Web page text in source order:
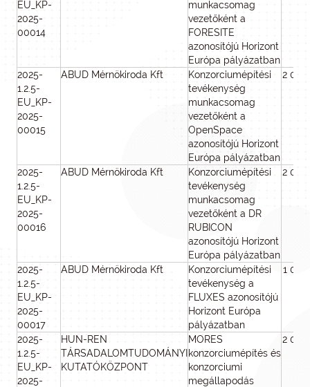
EU_KP-
2025-
00014
munkacsomag
vezetőként a
FORESITE
azonosítójú Horizont
Európa pályázatban
2025-
1.2.5-
EU_KP-
2025-
00015
ABUD Mérnökiroda Kft
Konzorciumépítési
tevékenység
munkacsomag
vezetőként a
OpenSpace
azonosítójú Horizont
Európa pályázatban
2
2025-
1.2.5-
EU_KP-
2025-
00016
ABUD Mérnökiroda Kft
Konzorciumépítési
tevékenység
munkacsomag
vezetőként a DR
RUBICON
azonosítójú Horizont
Európa pályázatban
2
2025-
1.2.5-
EU_KP-
2025-
00017
ABUD Mérnökiroda Kft
Konzorciumépítési
tevékenység a
FLUXES azonosítójú
Horizont Európa
pályázatban
1
2025-
1.2.5-
EU_KP-
2025-
HUN-REN
TÁRSADALOMTUDOMÁNYI
KUTATÓKÖZPONT
MORES
konzorciumépítés és
konzorciumi
megállapodás
2